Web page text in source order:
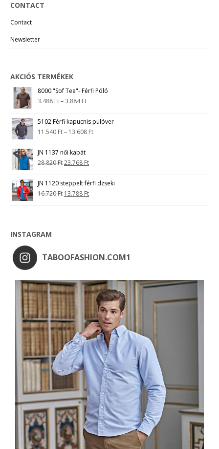
CONTACT
Contact
Newsletter
AKCIÓS TERMÉKEK
8000 "Sof Tee"- Férfi Póló
3.488 Ft–3.884Ft
5102 Férfi kapucnis pulóver
11.540 Ft– 13.608 Ft
JN 1137 női kabát
28.820Ft23.768 Ft
JN 1120 steppelt férfi dzseki
16.720Ft 13.788 Ft
INSTAGRAM
TABOOFASHION.COM1